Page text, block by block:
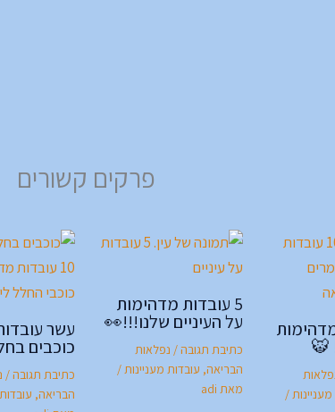
פרקים קשורים
מדהימות
🐯
/
5 עובדות מדהימות
על העיניים שלנו!!!👀
כתיבת תגובה/ נפלאות
הבריאה, עובדות מעניינות/
מאת adi
עשר
כוכבים
כתיבת תגובה/
הבריאה,